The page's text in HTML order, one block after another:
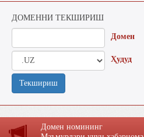
ДОМЕННИ ТЕКШИРИШ
Домен
Ҳудуд
Текшириш
Домен номининг